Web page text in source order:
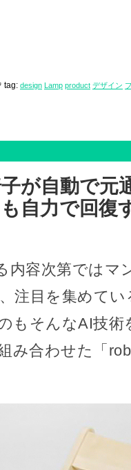
tag: design Lamp product デザイン
が自動で元
自力で回復
内容次第ではマ
注目を集めて
もそんなAI技術
み合わせた「